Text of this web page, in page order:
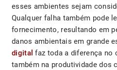
esses ambientes sejam
Qualquer falha também pode
fornecimento, resultando em
danos ambientais em grande
digital faz toda a diferença no
também na produtividade dos